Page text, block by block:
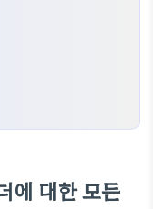
에 대한 모든